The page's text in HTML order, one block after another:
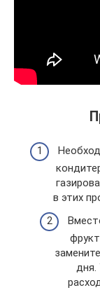
в этих
дня.